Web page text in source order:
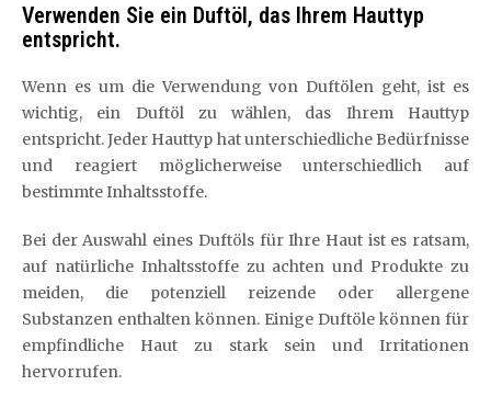
Verwenden Sie ein Duftöl, das Ihrem Hauttyp
entspricht.
Wenn es um die Verwendung von Duftölen geht, ist es
wichtig, ein Duftöl zu wählen, das Ihrem Hauttyp
entspricht. Jeder Hauttyp hat unterschiedliche Bedürfnisse
und reagiert möglicherweise unterschiedlich auf
bestimmte Inhaltsstoffe.
Bei der Auswahl eines Duftöls für Ihre Haut ist es ratsam,
auf natürliche Inhaltsstoffe zu achten und Produkte zu
meiden, die potenziell reizende oder allergene
Substanzen enthalten können. Einige Duftöle können für
empfindliche Haut zu stark sein und Irritationen
hervorrufen.